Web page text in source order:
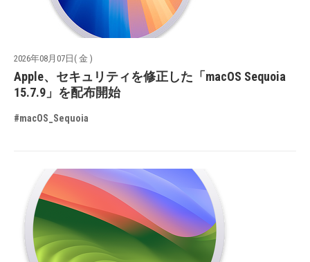
2026年08月07日( 金 )
Apple、セキュリティを修正した「macOS Sequoia
15.7.9」を配布開始
#macOS_Sequoia